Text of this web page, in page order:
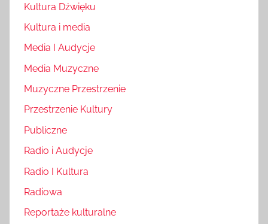
Kultura Dźwięku
Kultura i media
Media I Audycje
Media Muzyczne
Muzyczne Przestrzenie
Przestrzenie Kultury
Publiczne
Radio i Audycje
Radio I Kultura
Radiowa
Reportaże kulturalne